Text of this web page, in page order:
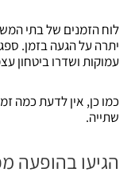
לוח הזמנים של בתי
יתרה על הגעה בזמן.
עמוקות ושדרו ביטחון
כמו כן, אין לדעת כמה
שתייה.
הגיעו בהופעה